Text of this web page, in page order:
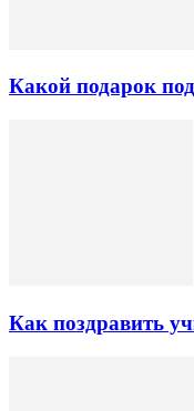
Какой подарок
Как поздравить